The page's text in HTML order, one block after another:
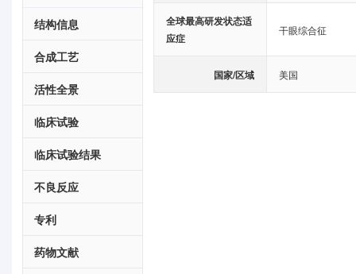
结构信息
合成工艺
活性全景
临床试验
临床试验结果
不良反应
专利
药物文献
全球最高研发状态适
应症
干眼综合征
国家/区域 美国